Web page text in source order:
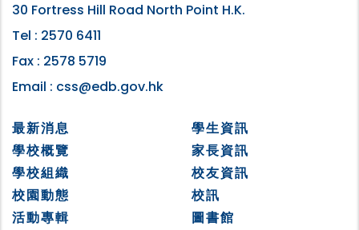
30 Fortress Hill Road North Point H.K.
Tel : 2570 6411
Fax : 2578 5719
Email : css@edb.gov.hk
最新消息
學校概覽
學校組織
校園動態
活動專輯
學生資訊
家長資訊
校友資訊
校訊
圖書館